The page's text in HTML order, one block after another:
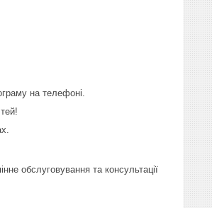
на телефоні.
обслуговування та консультації